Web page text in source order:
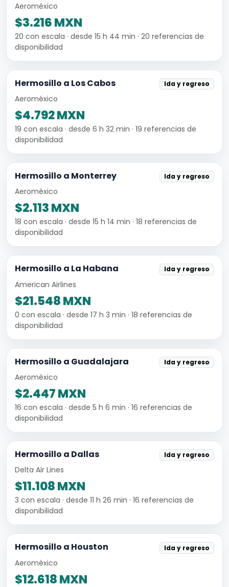
Aeroméxico
$3.216 MXN
20 con escala · desde 15 h 44 min · 20 referencias de
disponibilidad
Hermosillo a Los Cabos Ida y regreso
Aeroméxico
$4.792 MXN
19 con escala · desde 6 h 32 min · 19 referencias de
disponibilidad
Hermosillo a Monterrey Ida y regreso
Aeroméxico
$2.113 MXN
18 con escala · desde 15 h 14 min · 18 referencias de
disponibilidad
Hermosillo a La Habana Ida y regreso
American Airlines
$21.548 MXN
0 con escala · desde 17 h 3 min · 18 referencias de
disponibilidad
Hermosillo a Guadalajara Ida y regreso
Aeroméxico
$2.447 MXN
16 con escala · desde 5 h 6 min · 16 referencias de
disponibilidad
Hermosillo a Dallas Ida y regreso
Delta Air Lines
$11.108 MXN
3 con escala · desde 11 h 26 min · 16 referencias de
disponibilidad
Hermosillo a Houston Ida y regreso
Aeroméxico
$12.618 MXN